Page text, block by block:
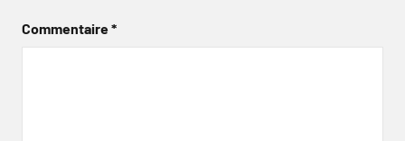
Commentaire*